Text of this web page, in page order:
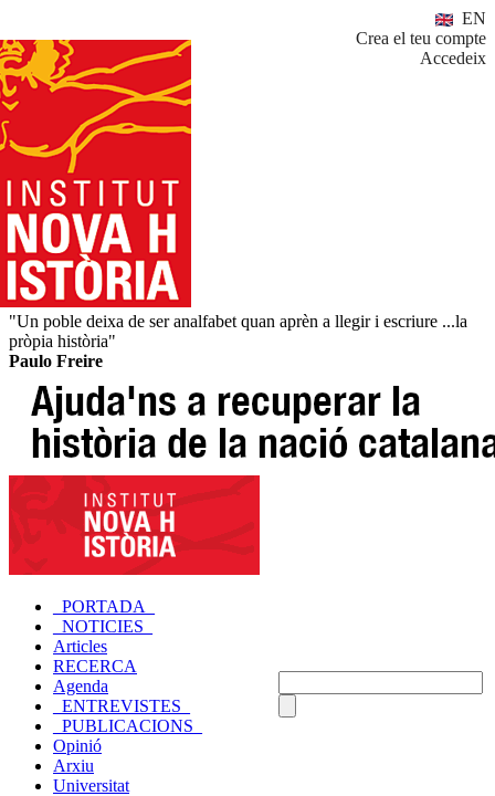
EN
Crea el teu compte
Accedeix
"Un poble deixa de ser analfabet quan aprèn a llegir i escriure ...la
pròpia història"
Paulo Freire
_PORTADA_
_NOTICIES_
Articles
RECERCA
Agenda
_ENTREVISTES_
_PUBLICACIONS_
Opinió
Arxiu
Universitat